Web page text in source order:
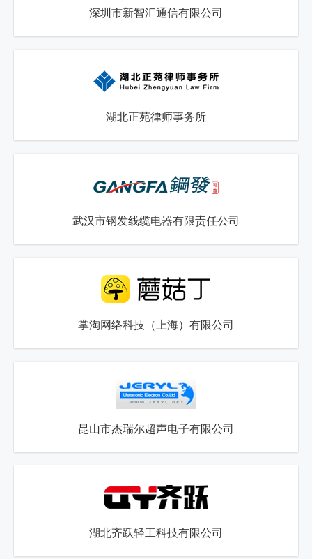
深圳市新智汇通信有限公司
湖北正苑律师事务所
武汉市钢发线缆电器有限责任公司
掌淘网络科技（上海）有限公司
昆山市杰瑞尔超声电子有限公司
湖北齐跃轻工科技有限公司